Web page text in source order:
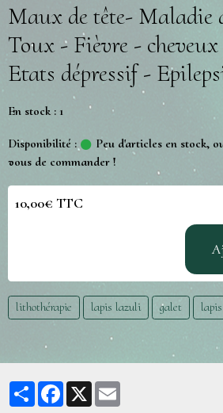
Maux de tête- Maladie
Toux - Fièvre -
Etats dépressif -
En stock : 1
Disponibilité :
Peu d'articles en stock,
vous de commander !
10,00€ TTC
lithothérapie lapis lazuli galet lapis
PartagerFacebook
X